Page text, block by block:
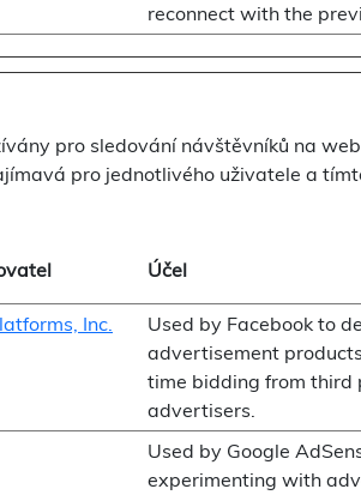
reconnect with the
pro sledování návštěvníků na
pro jednotlivého uživatele a
Účel
Inc.
Used by Facebook to
advertisement
time bidding from third
advertisers.
Used by Google
experimenting with